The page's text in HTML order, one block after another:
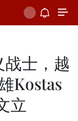
士，越
Kostas
立